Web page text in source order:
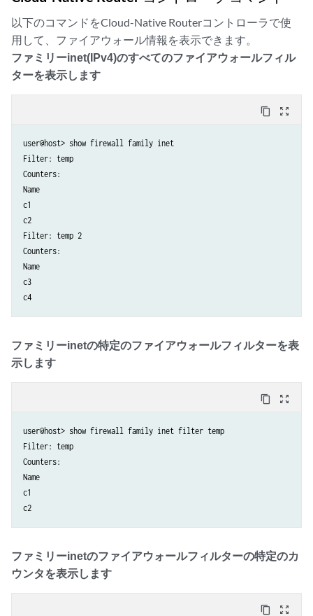
以下のコマンドをCloud-Native Routerコントローラで使
用して、ファイアウォール情報を表示できます。
ファミリーinet(IPv4)のすべてのファイアウォールフィル
ターを表示します
content_copy zoom_out_map
user@host> show firewall family inet
Filter: temp
Counters:
Name
c1
c2
Filter: temp 2
Counters:
Name
c3
c4
ファミリーinetの特定のファイアウォールフィルターを表
示します
content_copy zoom_out_map
user@host> show firewall family inet filter temp
Filter: temp
Counters:
Name
c1
c2
ファミリーinetのファイアウォールフィルターの特定のカ
ウンタを表示します
content_copy zoom_out_map